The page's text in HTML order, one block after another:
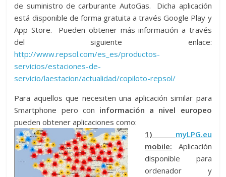
de suministro de carburante AutoGas. Dicha aplicación
está disponible de forma gratuita a través Google Play y
App Store. Pueden obtener más información a través
del siguiente enlace:
http://www.repsol.com/es_es/productos-
servicios/estaciones-de-
servicio/laestacion/actualidad/copiloto-repsol/
Para aquellos que necesiten una aplicación similar para
Smartphone pero con información a nivel europeo
pueden obtener aplicaciones como:
1) myLPG.eu
mobile: Aplicación
disponible para
ordenador y